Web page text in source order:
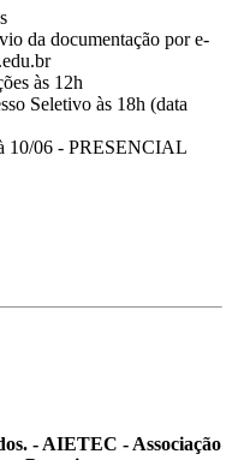
da documentação por e-
às 12h
Seletivo às 18h (data
10/06 - PRESENCIAL
- AIETEC - Associação